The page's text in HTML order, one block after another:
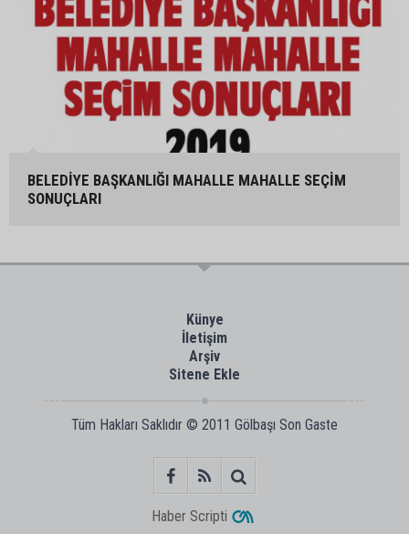
BELEDİYE BAŞKANLIĞI MAHALLE MAHALLE SEÇİM
SONUÇLARI
Künye
İletişim
Arşiv
Sitene Ekle
Tüm Hakları Saklıdır © 2011 Gölbaşı Son Gaste
Haber Scripti